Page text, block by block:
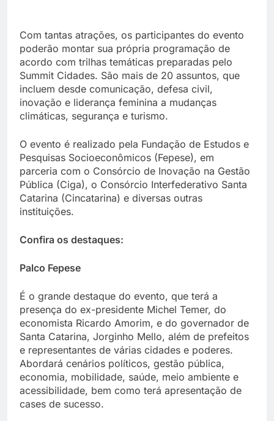
Com tantas atrações, os participantes do evento
poderão montar sua própria programação de
acordo com trilhas temáticas preparadas pelo
Summit Cidades. São mais de 20 assuntos, que
incluem desde comunicação, defesa civil,
inovação e liderança feminina a mudanças
climáticas, segurança e turismo.
O evento é realizado pela Fundação de Estudos e
Pesquisas Socioeconômicos (Fepese), em
parceria com o Consórcio de Inovação na Gestão
Pública (Ciga), o Consórcio Interfederativo Santa
Catarina (Cincatarina) e diversas outras
instituições.
Confira os destaques:
Palco Fepese
É o grande destaque do evento, que terá a
presença do ex-presidente Michel Temer, do
economista Ricardo Amorim, e do governador de
Santa Catarina, Jorginho Mello, além de prefeitos
e representantes de várias cidades e poderes.
Abordará cenários políticos, gestão pública,
economia, mobilidade, saúde, meio ambiente e
acessibilidade, bem como terá apresentação de
cases de sucesso.